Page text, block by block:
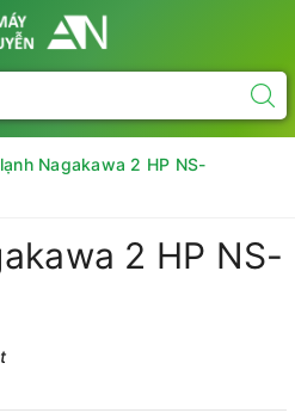
Nagakawa 2 HP NS-
2 HP NS-